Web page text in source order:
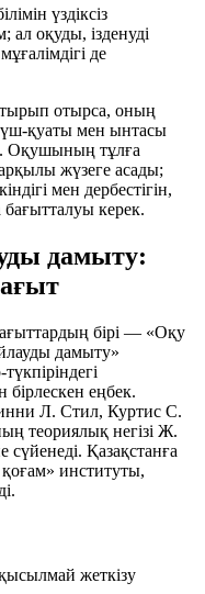
үздіксіз
ал оқуды, ізденуді
де
отырса, оның
қуаты мен ынтасы
Оқушының тұлға
жүзеге асады;
мен дербестігін,
керек.
дамыту:
бірі — «Оқу
дамыту»
бірлескен еңбек.
Л. Стил, Куртис С.
теориялық негізі Ж.
Қазақстанға
институты,
жеткізу